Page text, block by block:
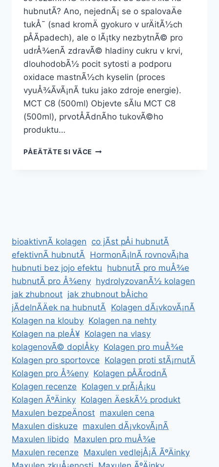
hubnutÃ­? Ano, nejednÃ¡ se o spalovaÄe
tukÅ¯ (snad kromÄ gyokuro v urÄitÃ½ch
pÅÃ­padech), ale o lÃ¡tky nezbytnÃ© pro
udrÅ¾enÃ­ zdravÃ© hladiny cukru v krvi,
dlouhodobÃ½ pocit sytosti a podporu
oxidace mastnÃ½ch kyselin (proces
vyuÅ¾Ã­vÃ¡nÃ­ tuku jako zdroje energie).
MCT C8 (500ml) Objevte sÃ­lu MCT C8
(500ml), prvotÅÃ­dnÃ­ho tukovÃ©ho
produktu…
PÅEÄTÄTE SI VÃ­CEBALÃ­
bioaktivnÃ­ kolagen co jÃ­st pÅi hubnutÃ­
efektivnÃ­ hubnutÃ­ HormonÃ¡lnÃ­ rovnovÃ¡ha
hubnuti bez jojo efektu hubnutÃ­ pro muÅ¾e
hubnutÃ­ pro Å¾eny hydrolyzovanÃ½ kolagen
jak zhubnout jak zhubnout bÅicho
jÃ­delnÃ­Äek na hubnutÃ­ Kolagen dÃ¡vkovÃ¡nÃ­
Kolagen na klouby Kolagen na nehty
Kolagen na pleÅ¥ Kolagen na vlasy
kolagenovÃ© doplÅky Kolagen pro muÅ¾e
Kolagen pro sportovce Kolagen proti stÃ¡rnutÃ­
Kolagen pro Å¾eny Kolagen pÅÃ­rodnÃ­
Kolagen recenze Kolagen v prÃ¡Å¡ku
Kolagen ÃºÄinky Kolagen ÄeskÃ½ produkt
Maxulen bezpeÄnost maxulen cena
Maxulen diskuze maxulen dÃ¡vkovÃ¡nÃ­
Maxulen libido Maxulen pro muÅ¾e
Maxulen recenze Maxulen vedlejÅ¡Ã­ ÃºÄinky